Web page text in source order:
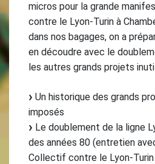
micros pour la grande
contre le Lyon-Turin à
dans nos bagages, on a
en découdre avec le
les autres grands projets
Un historique des grands
imposés
Le doublement de la ligne
des années 80 (entretien
Collectif contre le Lyon-Turin